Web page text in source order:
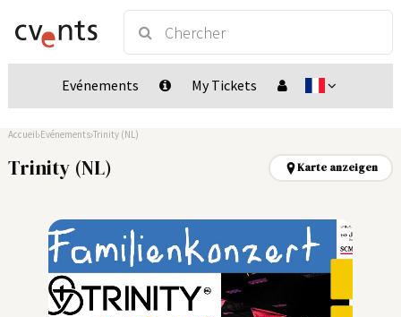
Evénements My Tickets
Accueil Evénements Trinity (NL)
Trinity (NL) Karte anzeigen